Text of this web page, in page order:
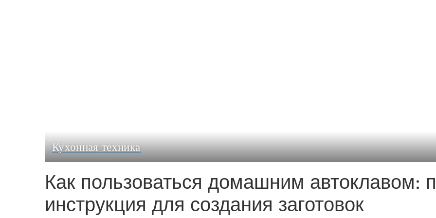
Кухонная техника
Как пользоваться домашним автоклавом:
инструкция для создания заготовок